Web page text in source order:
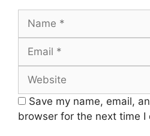
Name
Email
Website
Save my name, email,
browser for the next time I